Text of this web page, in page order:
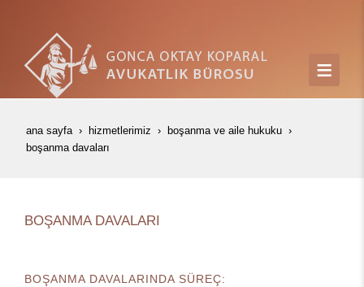
ana sayfa hizmetlerimiz
boşanma ve aile hukuku
boşanma davaları
BOŞANMA DAVALARI
BOŞANMA DAVALARINDA SÜREÇ: